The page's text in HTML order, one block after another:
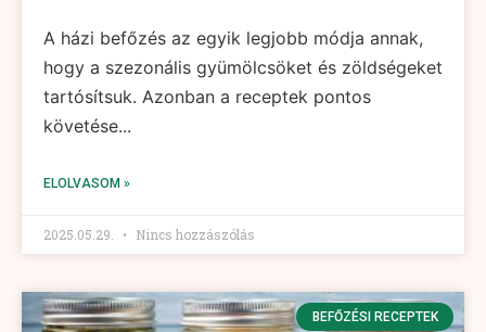
A házi befőzés az egyik legjobb módja annak,
hogy a szezonális gyümölcsöket és zöldségeket
tartósítsuk. Azonban a receptek pontos
követése...
ELOLVASOM »
2025.05.29. Nincs hozzászólás
BEFŐZÉSI RECEPTEK